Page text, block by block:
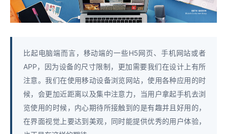
比起电脑端而言，移动端的一些H5网页、手机网站或者
APP，因为设备的尺寸限制，更加需要我们在设计上有所
注意。我们在使用移动设备浏览网站，使用各种应用的时
候，会更加近距离以及集中注意力，当用户拿起手机去浏
览使用的时候，内心期待所接触到的是有趣并且好用的，
在界面视觉上要达到美观，同时能提供优秀的用户体验，